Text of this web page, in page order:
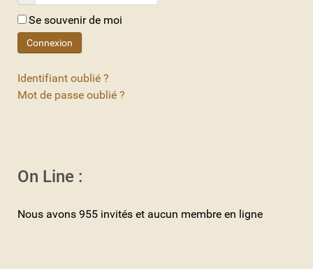
Se souvenir de moi
Connexion
Identifiant oublié ?
Mot de passe oublié ?
On Line :
Nous avons 955 invités et aucun membre en ligne